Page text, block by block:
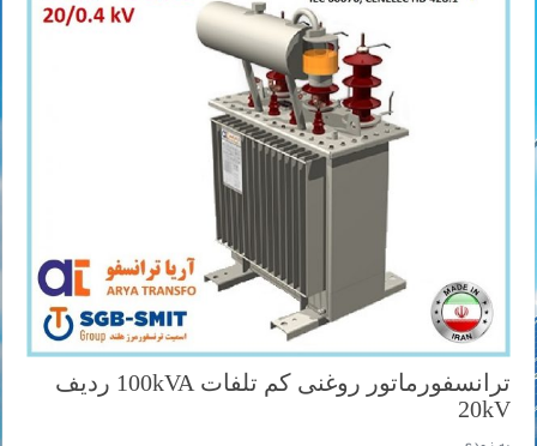
ترانسفورماتور روغنی کم تلفات 100kVA ردیف
20kV